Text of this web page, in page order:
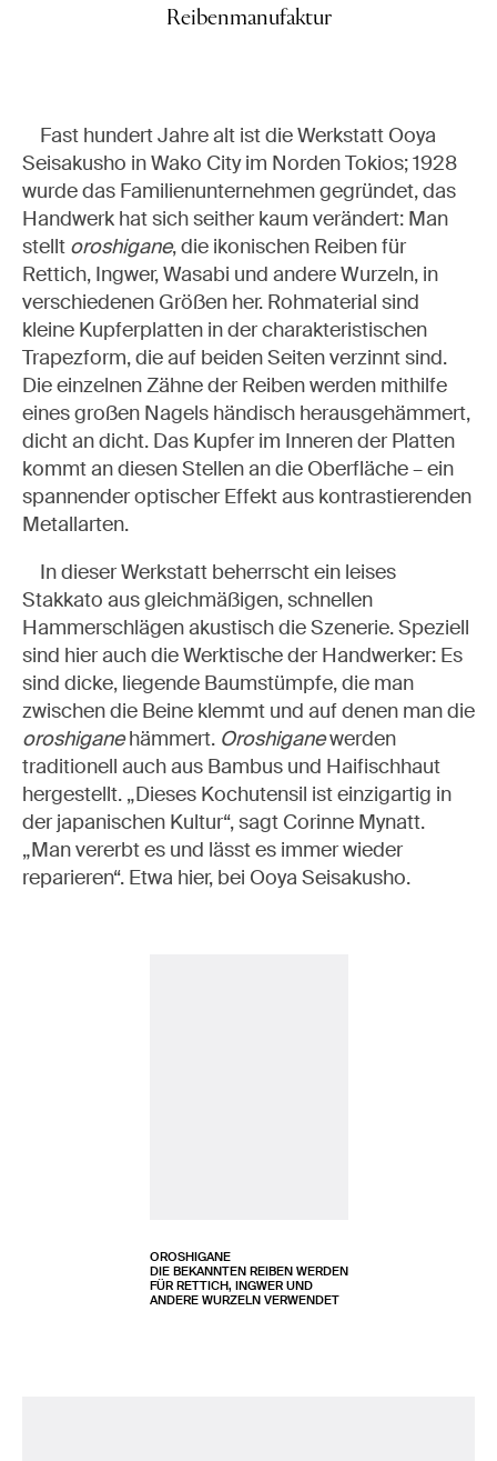
Reibenmanufaktur
Fast hundert Jahre alt ist die Werkstatt Ooya
Seisakusho in Wako City im Norden Tokios; 1928
wurde das Familienunternehmen gegründet, das
Handwerk hat sich seither kaum verändert: Man
stellt oroshigane, die ikonischen Reiben für
Rettich, Ingwer, Wasabi und andere Wurzeln, in
verschiedenen Größen her. Rohmaterial sind
kleine Kupferplatten in der charakteristischen
Trapezform, die auf beiden Seiten verzinnt sind.
Die einzelnen Zähne der Reiben werden mithilfe
eines großen Nagels händisch herausgehämmert,
dicht an dicht. Das Kupfer im Inneren der Platten
kommt an diesen Stellen an die Oberfläche – ein
spannender optischer Effekt aus kontrastierenden
Metallarten.
In dieser Werkstatt beherrscht ein leises
Stakkato aus gleichmäßigen, schnellen
Hammerschlägen akustisch die Szenerie. Speziell
sind hier auch die Werktische der Handwerker: Es
sind dicke, liegende Baumstümpfe, die man
zwischen die Beine klemmt und auf denen man die
oroshiganehämmert. Oroshiganewerden
traditionell auch aus Bambus und Haifischhaut
hergestellt. „Dieses Kochutensil ist einzigartig in
der japanischen Kultur“, sagt Corinne Mynatt.
„Man vererbt es und lässt es immer wieder
reparieren“. Etwa hier, bei Ooya Seisakusho.
OROSHIGANE
DIE BEKANNTEN REIBEN WERDEN
FÜR RETTICH, INGWER UND
ANDERE WURZELN VERWENDET